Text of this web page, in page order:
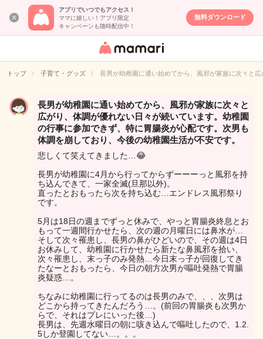
アプリでいつでもアクセス！
ママに嬉しい！アプリ限定
キャンペーンも随時配信中！
無料ダウンロード
女性専用匿名QA
イト
トップ 子育て・グッズ 長男が幼稚園に通い始めてから、風邪が家族に次々と
長男が幼稚園に通い始めてから、風邪が家族に次々と
広がり、体調が優れない日々が続いています。幼稚園
の行事に参加できず、特に胃腸炎が心配です。次男も
体調を崩しており、今後の幼稚園生活が不安です。
悲しくて笑えてきました…😂
長男が幼稚園に4月から行ってからずーーーっと風邪を持
ち込んできて、一家全滅(旦那以外)。
直ったとおもったら次を持ち込む…エンドレス風邪祭り
です。
5月は18日の週までずっと休みで、やっと胃腸炎終息とお
もって一週間行かせたら、次の週の月曜日には鼻水が…
そして次々罹患し、長男の鼻がひどいので、その週は4日
お休みして、幼稚園に行かせたら新たな鼻風邪を拾い、
次々罹患し、末っ子のみ発熱…今日末っ子が回復してき
たなーとおもったら、今日の朝方次男が嘔吐発熱で胃腸
炎疑惑…。
ちなみに幼稚園に行ってるのは長男のみで、、、次男は
どこから持ってきたんだろう…。(前回の胃腸炎も次男か
らで、それはプレにいった後…)
長男は、先週水曜日の朝に咳き込んで嘔吐したので、1.2.
5しか登園してない…。。。